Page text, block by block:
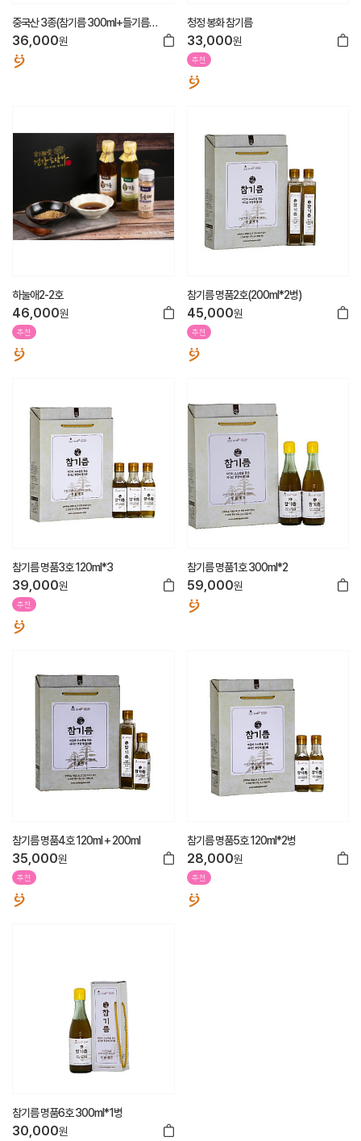
중국산 3종(참기름 300ml+들기름
300ml+볶음깨 160g)
36,000원
청정 봉화 참기름
33,000원
추천
하눌애2-2호
46,000원
추천
참기름 명품2호(200ml*2병)
45,000원
추천
참기름 명품3호 120ml*3
39,000원
추천
참기름 명품1호 300ml*2
59,000원
참기름 명품4호 120ml + 200ml
35,000원
추천
참기름 명품5호 120ml*2병
28,000원
추천
참기름 명품6호 300ml*1병
30,000원